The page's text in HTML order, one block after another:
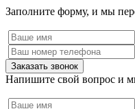
Заполните форму, и мы
Заказать звонок
Напишите свой вопрос и